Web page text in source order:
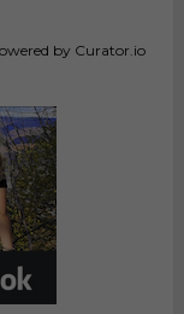
by Curator.io